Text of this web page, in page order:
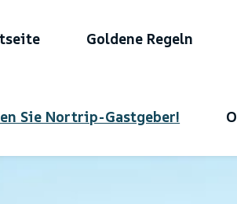
Goldene Regeln
Sie Nortrip-Gastgeber!